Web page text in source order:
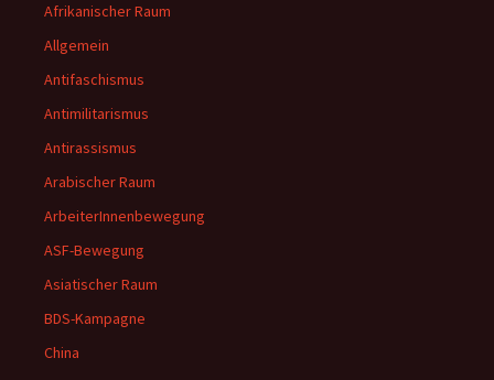
Afrikanischer Raum
Allgemein
Antifaschismus
Antimilitarismus
Antirassismus
Arabischer Raum
ArbeiterInnenbewegung
ASF-Bewegung
Asiatischer Raum
BDS-Kampagne
China